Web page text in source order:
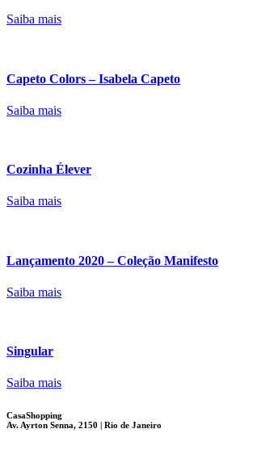
Saiba mais
Capeto Colors – Isabela Capeto
Saiba mais
Cozinha Élever
Saiba mais
Lançamento 2020 – Coleção Manifesto
Saiba mais
Singular
Saiba mais
CasaShopping
Av. Ayrton Senna, 2150 | Rio de Janeiro